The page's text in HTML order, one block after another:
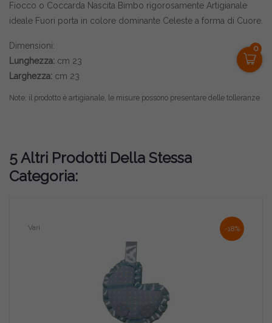
0
Fiocco o Coccarda Nascita Bimbo rigorosamente Artigianale
ideale Fuori porta in colore dominante Celeste a forma di Cuore.
Dimensioni:
Lunghezza: cm 23
Larghezza: cm 23
Note: il prodotto è artigianale, le misure possono presentare delle tolleranze
5 Altri Prodotti Della Stessa
Categoria:
-18%
Vari